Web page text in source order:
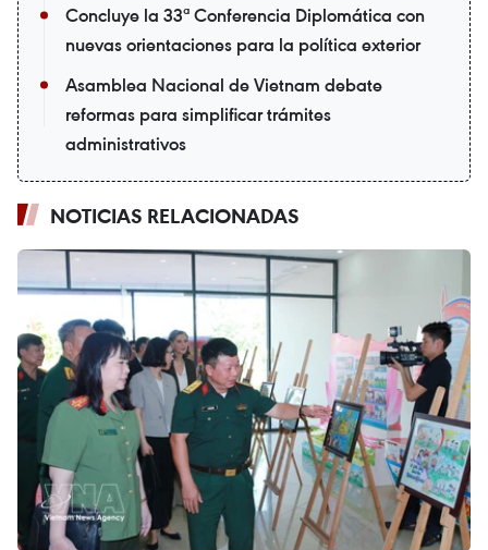
Concluye la 33ª Conferencia Diplomática con
nuevas orientaciones para la política exterior
Asamblea Nacional de Vietnam debate
reformas para simplificar trámites
administrativos
NOTICIAS RELACIONADAS